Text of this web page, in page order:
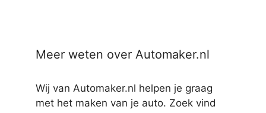
Meer weten over Automaker.nl
Wij van Automaker.nl helpen je graag
met het maken van je auto. Zoek vind